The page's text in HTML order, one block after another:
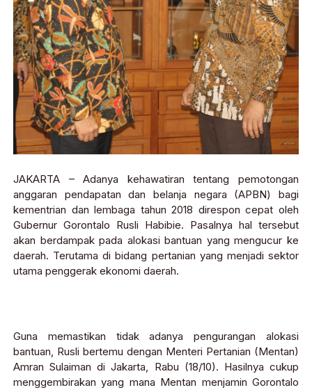
JAKARTA – Adanya kehawatiran tentang pemotongan
anggaran pendapatan dan belanja negara (APBN) bagi
kementrian dan lembaga tahun 2018 direspon cepat oleh
Gubernur Gorontalo Rusli Habibie. Pasalnya hal tersebut
akan berdampak pada alokasi bantuan yang mengucur ke
daerah. Terutama di bidang pertanian yang menjadi sektor
utama penggerak ekonomi daerah.
Guna memastikan tidak adanya pengurangan alokasi
bantuan, Rusli bertemu dengan Menteri Pertanian (Mentan)
Amran Sulaiman di Jakarta, Rabu (18/10). Hasilnya cukup
menggembirakan yang mana Mentan menjamin Gorontalo